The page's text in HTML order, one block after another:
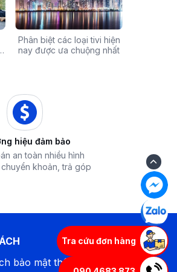
Tra cứu đơn hàng
Tivi sale khủng đến 60%:
Cơ hội sở hữu chiếc tivi
50% - Cơ hội
Phân biệt các loại tivi hiện
nay được ưa chuộng nhất
hiệu đảm bảo
an toàn nhiều hình
khoản, trả góp
bảo mật thông tin